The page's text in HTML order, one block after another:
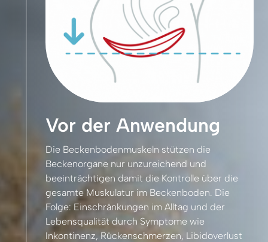
Vor der Anwendung
Die Beckenbodenmuskeln stützen
Beckenorgane nur unzureichend
beeinträchtigen damit die Kontrolle über
gesamte Muskulatur im Beckenboden.
Folge: Einschränkungen im Alltag und
Lebensqualität durch Symptome
Inkontinenz, Rückenschmerzen,